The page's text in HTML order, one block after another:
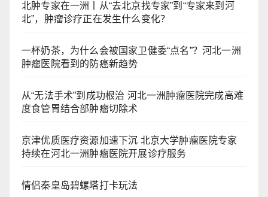
北肿专家在一洲丨从“去北京找专家”到“专家来到河
北”，肿瘤诊疗正在发生什么变化？
一杯奶茶，为什么会被国家卫健委“点名”？河北一洲
肿瘤医院看到的防癌新趋势
从“无法手术”到成功根治 河北一洲肿瘤医院完成高难
度食管胃结合部肿瘤切除术
京津优质医疗资源加速下沉 北京大学肿瘤医院专家
持续在河北一洲肿瘤医院开展诊疗服务
情侣秦皇岛碧螺塔打卡玩法